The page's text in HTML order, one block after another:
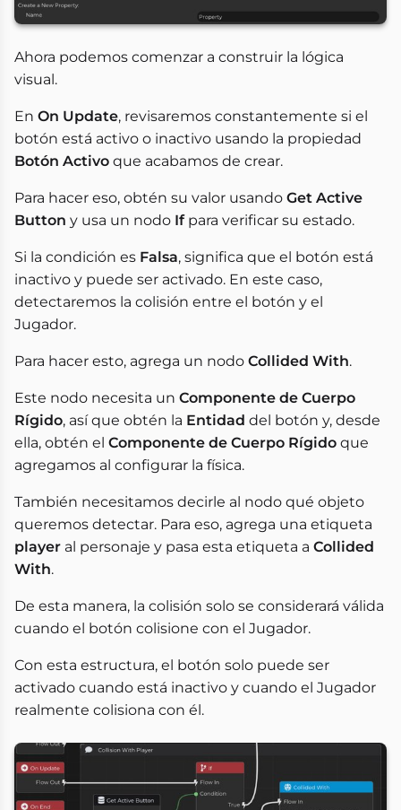
Ahora podemos comenzar a construir la lógica
visual.
En On Update, revisaremos constantemente si el
botón está activo o inactivo usando la propiedad
Botón Activo que acabamos de crear.
Para hacer eso, obtén su valor usando Get Active
Button y usa un nodo Ifpara verificar su estado.
Si la condición es Falsa, significa que el botón está
inactivo y puede ser activado. En este caso,
detectaremos la colisión entre el botón y el
Jugador.
Para hacer esto, agrega un nodo Collided With.
Este nodo necesita un Componente de Cuerpo
Rígido, así que obtén la Entidad del botón y, desde
ella, obtén el Componente de Cuerpo Rígido que
agregamos al configurar la física.
También necesitamos decirle al nodo qué objeto
queremos detectar. Para eso, agrega una etiqueta
player al personaje y pasa esta etiqueta a Collided
With.
De esta manera, la colisión solo se considerará válida
cuando el botón colisione con el Jugador.
Con esta estructura, el botón solo puede ser
activado cuando está inactivo y cuando el Jugador
realmente colisiona con él.